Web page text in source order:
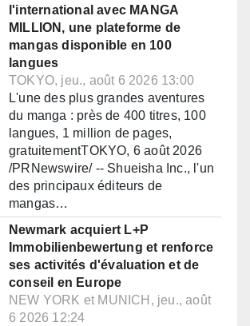
l'international avec MANGA
MILLION, une plateforme de
mangas disponible en 100
langues
TOKYO, jeu., août 6 2026 13:00
L'une des plus grandes aventures
du manga : près de 400 titres, 100
langues, 1 million de pages,
gratuitementTOKYO, 6 août 2026
/PRNewswire/ -- Shueisha Inc., l'un
des principaux éditeurs de
mangas…
Newmark acquiert L+P
Immobilienbewertung et renforce
ses activités d'évaluation et de
conseil en Europe
NEW YORK et MUNICH, jeu., août
6 2026 12:24